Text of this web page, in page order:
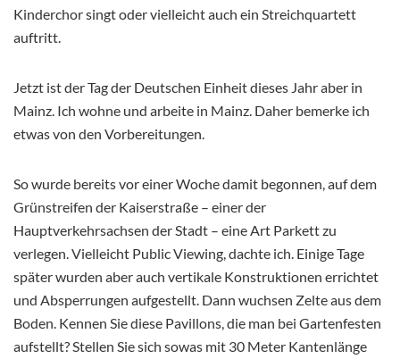
Kinderchor singt oder vielleicht auch ein Streichquartett
auftritt.
Jetzt ist der Tag der Deutschen Einheit dieses Jahr aber in
Mainz. Ich wohne und arbeite in Mainz. Daher bemerke ich
etwas von den Vorbereitungen.
So wurde bereits vor einer Woche damit begonnen, auf dem
Grünstreifen der Kaiserstraße – einer der
Hauptverkehrsachsen der Stadt – eine Art Parkett zu
verlegen. Vielleicht Public Viewing, dachte ich. Einige Tage
später wurden aber auch vertikale Konstruktionen errichtet
und Absperrungen aufgestellt. Dann wuchsen Zelte aus dem
Boden. Kennen Sie diese Pavillons, die man bei Gartenfesten
aufstellt? Stellen Sie sich sowas mit 30 Meter Kantenlänge